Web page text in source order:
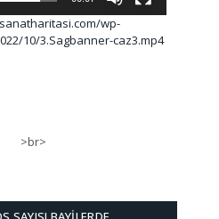
wp-
10/3.Sagbanner-caz3.mp4
>br>